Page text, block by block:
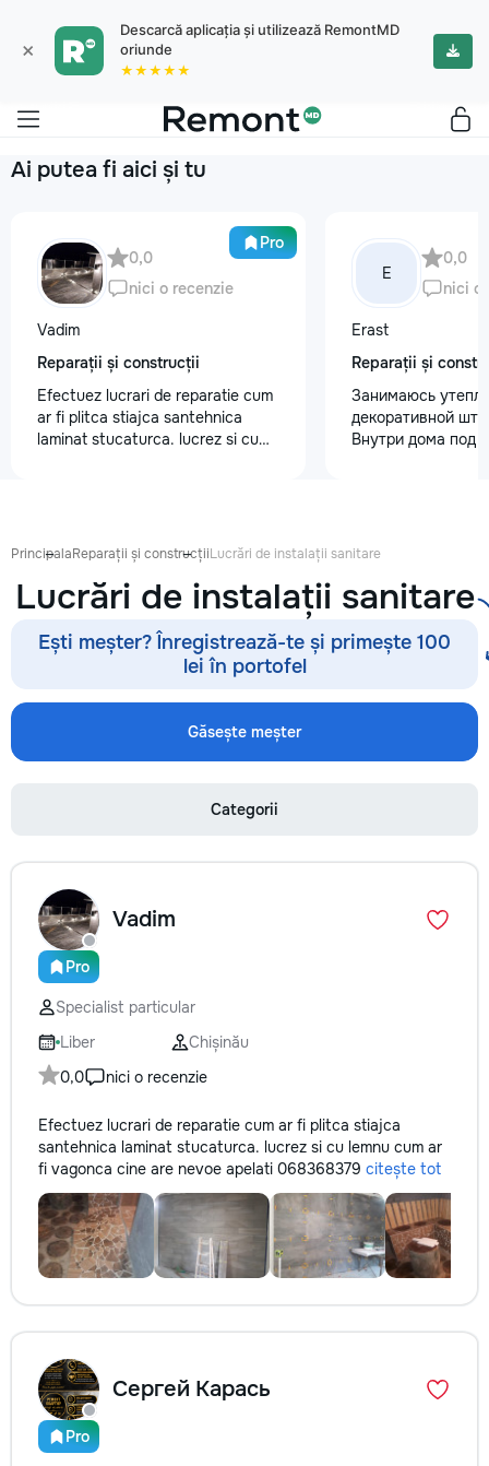
×
Descarcă aplicația și utilizează RemontMD
oriunde
★★★★★
Ai putea fi aici și tu
Pro
0,0
nici o recenzie
Vadim
Reparații și construcții
Efectuez lucrari de reparatie cum
ar fi plitca stiajca santehnica
laminat stucaturca. lucrez si cu
E
0,0
nici o
Erast
Reparații și
Занимаюсь
декоративной
Внутри дома под
PrincipalaReparații și construcțiiLucrări de instalații sanitare
Lucrări de instalații sanitare
Ești meșter? Înregistrează-te și primește 100
lei în portofel
Găsește meșter
Categorii
Pro
Vadim
Specialist particular
Liber
Chișinău
0,0
nici o recenzie
Efectuez lucrari de reparatie cum ar fi plitca stiajca
santehnica laminat stucaturca. lucrez si cu lemnu cum ar
fi vagonca cine are nevoe apelati 068368379 citește tot
Pro
Сергей Карась